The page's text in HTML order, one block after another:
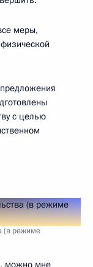
меры,
с целью
(в режиме
можно мне